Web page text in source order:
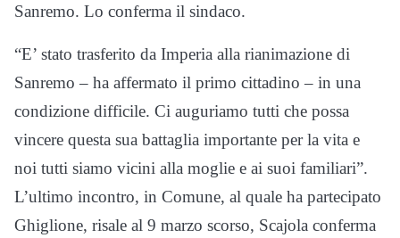
Sanremo. Lo conferma il sindaco.
“E’ stato trasferito da Imperia alla rianimazione di
Sanremo – ha affermato il primo cittadino – in una
condizione difficile. Ci auguriamo tutti che possa
vincere questa sua battaglia importante per la vita e
noi tutti siamo vicini alla moglie e ai suoi familiari”.
L’ultimo incontro, in Comune, al quale ha partecipato
Ghiglione, risale al 9 marzo scorso, Scajola conferma